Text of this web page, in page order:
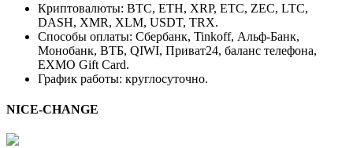
Криптовалюты: BTC, ETH, XRP, ETC, ZEC, LTC,
DASH, XMR, XLM, USDT, TRX.
Способы оплаты: Сбербанк, Tinkoff, Альф-Банк,
Монобанк, ВТБ, QIWI, Приват24, баланс телефона,
EXMO Gift Card.
График работы: круглосуточно.
NICE-CHANGE